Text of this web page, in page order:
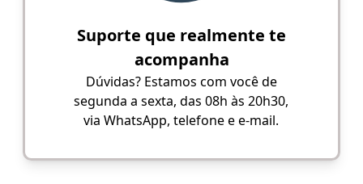
Suporte que realmente te
acompanha
Dúvidas? Estamos com você de
segunda a sexta, das 08h às 20h30,
via WhatsApp, telefone e e-mail.